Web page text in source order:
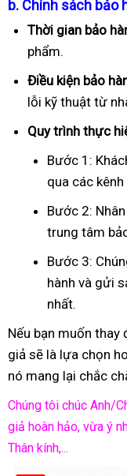
b. Chính sách bảo
Thời gian bảo
phẩm.
Điều kiện bảo
lỗi kỹ thuật từ
Quy trình thực
Bước 1:
qua các
Bước 2:
trung tâm
Bước 3:
hành và gửi
nhất.
Nếu bạn muốn
giả sẽ là lựa chọn
nó mang lại chắc
Chúng tôi chúc Anh/
giả hoàn hảo, vừa ý
Thân kính,...